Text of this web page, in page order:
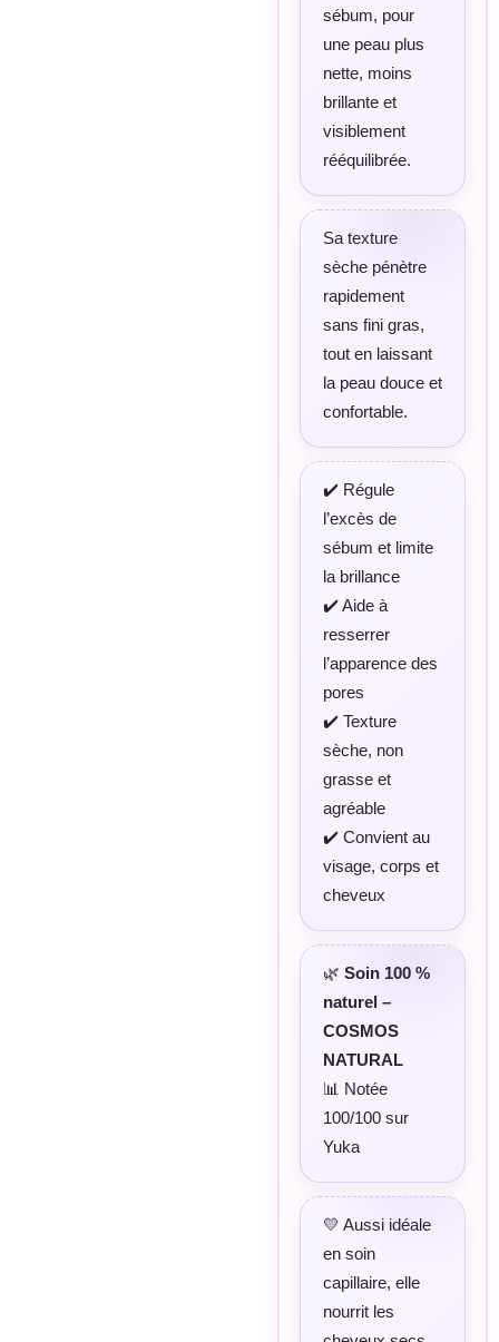
sébum, pour
une peau plus
nette, moins
brillante et
visiblement
rééquilibrée.
Sa texture
sèche pénètre
rapidement
sans fini gras,
tout en laissant
la peau douce et
confortable.
✔️ Régule
l’excès de
sébum et limite
la brillance
✔️ Aide à
resserrer
l’apparence des
pores
✔️ Texture
sèche, non
grasse et
agréable
✔️ Convient au
visage, corps et
cheveux
🌿 Soin 100 %
naturel –
COSMOS
NATURAL
📊 Notée
100/100 sur
Yuka
💛 Aussi idéale
en soin
capillaire, elle
nourrit les